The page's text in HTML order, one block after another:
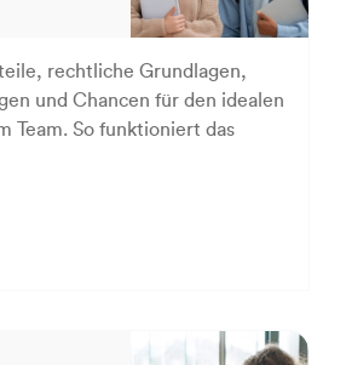
rechtliche Grundlagen,
und Chancen für den idealen
Team. So funktioniert das